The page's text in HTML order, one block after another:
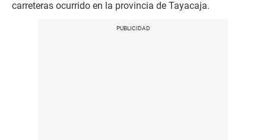
carreteras ocurrido en la provincia de Tayacaja.